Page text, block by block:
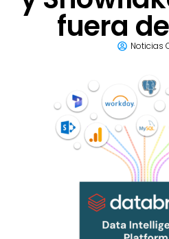
fuera
Noticias